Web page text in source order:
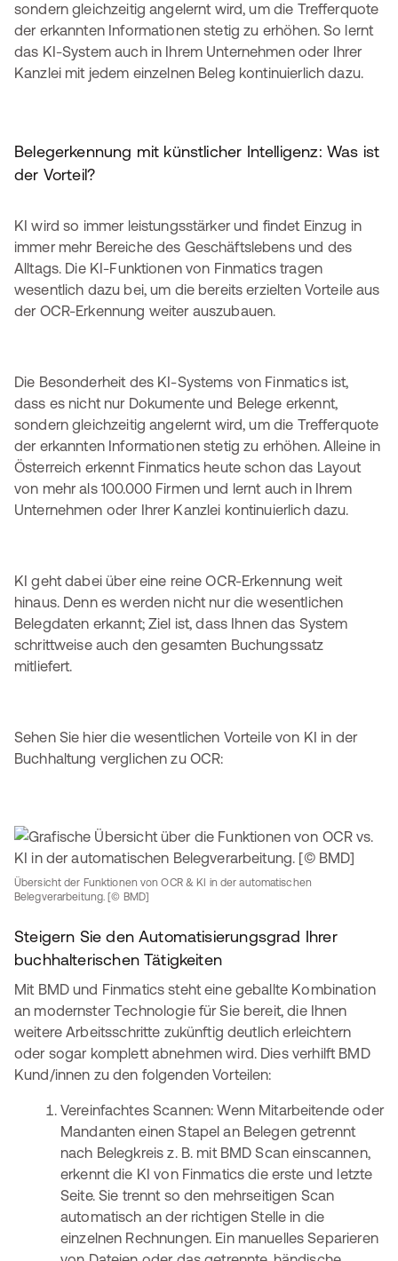
sondern gleichzeitig angelernt wird, um die Trefferquote
der erkannten Informationen stetig zu erhöhen. So lernt
das KI-System auch in Ihrem Unternehmen oder Ihrer
Kanzlei mit jedem einzelnen Beleg kontinuierlich dazu.
Belegerkennung mit künstlicher Intelligenz: Was ist
der Vorteil?
KI wird so immer leistungsstärker und findet Einzug in
immer mehr Bereiche des Geschäftslebens und des
Alltags. Die KI-Funktionen von Finmatics tragen
wesentlich dazu bei, um die bereits erzielten Vorteile aus
der OCR-Erkennung weiter auszubauen.
Die Besonderheit des KI-Systems von Finmatics ist,
dass es nicht nur Dokumente und Belege erkennt,
sondern gleichzeitig angelernt wird, um die Trefferquote
der erkannten Informationen stetig zu erhöhen. Alleine in
Österreich erkennt Finmatics heute schon das Layout
von mehr als 100.000 Firmen und lernt auch in Ihrem
Unternehmen oder Ihrer Kanzlei kontinuierlich dazu.
KI geht dabei über eine reine OCR-Erkennung weit
hinaus. Denn es werden nicht nur die wesentlichen
Belegdaten erkannt; Ziel ist, dass Ihnen das System
schrittweise auch den gesamten Buchungssatz
mitliefert.
Sehen Sie hier die wesentlichen Vorteile von KI in der
Buchhaltung verglichen zu OCR:
Übersicht der Funktionen von OCR & KI in der automatischen
Belegverarbeitung. [© BMD]
Steigern Sie den Automatisierungsgrad Ihrer
buchhalterischen Tätigkeiten
Mit BMD und Finmatics steht eine geballte Kombination
an modernster Technologie für Sie bereit, die Ihnen
weitere Arbeitsschritte zukünftig deutlich erleichtern
oder sogar komplett abnehmen wird. Dies verhilft BMD
Kund/innen zu den folgenden Vorteilen:
Vereinfachtes Scannen: Wenn Mitarbeitende oder
Mandanten einen Stapel an Belegen getrennt
nach Belegkreis z. B. mit BMD Scan einscannen,
erkennt die KI von Finmatics die erste und letzte
Seite. Sie trennt so den mehrseitigen Scan
automatisch an der richtigen Stelle in die
einzelnen Rechnungen. Ein manuelles Separieren